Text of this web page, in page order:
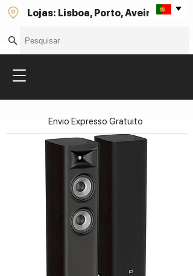
Lojas: Lisboa, Porto, Aveiro
Envio Expresso Gratuito